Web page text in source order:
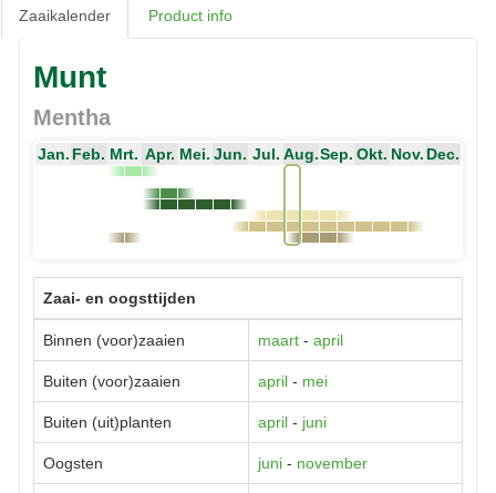
Zaaikalender Product info
Munt
Mentha
Jan. Feb. Mrt. Apr. Mei. Jun. Jul. Aug.Sep. Okt. Nov. Dec.
Zaai- en oogsttijden
Binnen (voor)zaaien maart - april
Buiten (voor)zaaien april - mei
Buiten (uit)planten april - juni
Oogsten juni - november